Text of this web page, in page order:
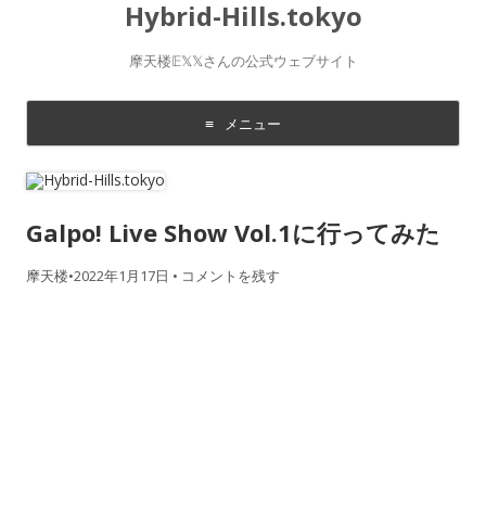
Hybrid-Hills.tokyo
摩天楼𝔼𝕏𝕏さんの公式ウェブサイト
メニュー
コ
ン
テ
に
移
す
る
Galpo! Live Show Vol.1に行ってみた
摩天楼•2022年1月17日 • コメントを残す